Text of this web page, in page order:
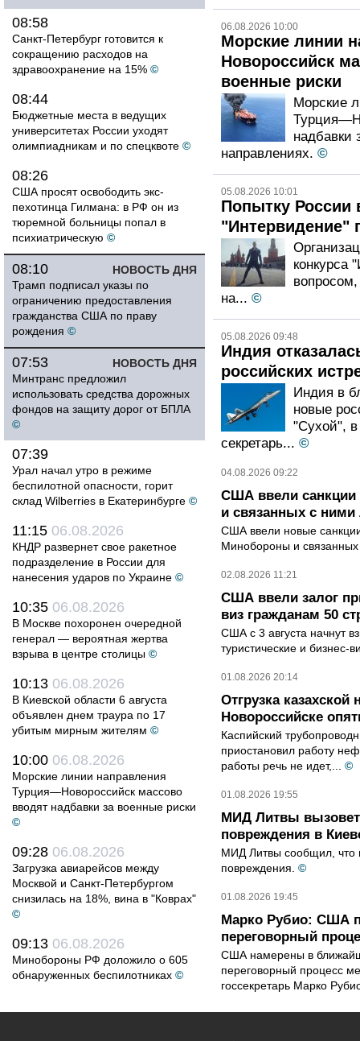
08:58
Санкт-Петербург готовится к
сокращению расходов на
здравоохранение на 15% ©
08:44
Бюджетные места в ведущих
университетах России уходят
олимпиадникам и по спецквоте ©
08:26
США просят освободить экс-
пехотинца Гилмана: в РФ он из
тюремной больницы попал в
психиатрическую ©
НОВОСТЬ ДНЯ
08:10
Трамп подписал указы по
ограничению предоставления
гражданства США по праву
рождения ©
НОВОСТЬ ДНЯ
07:53
Минтранс предложил
использовать средства дорожных
фондов на защиту дорог от БПЛА
©
07:39
Урал начал утро в режиме
беспилотной опасности, горит
склад Wilberries в Екатеринбурге ©
11:15 06.08.2026
КНДР развернет свое ракетное
подразделение в России для
нанесения ударов по Украине ©
10:35 06.08.2026
В Москве похоронен очередной
генерал — вероятная жертва
взрыва в центре столицы ©
10:13 06.08.2026
В Киевской области 6 августа
объявлен днем траура по 17
убитым мирным жителям ©
10:00 06.08.2026
Морские линии направления
Турция—Новороссийск массово
вводят надбавки за военные риски
©
09:28 06.08.2026
Загрузка авиарейсов между
Москвой и Санкт-Петербургом
снизилась на 18%, вина в "Коврах"
©
09:13 06.08.2026
Минобороны РФ доложило о 605
обнаруженных беспилотниках ©
06.08.2026 10:00
Морские линии
Новороссийск
военные риски
Морские
надбавки
направлениях. ©
05.08.2026 10:01
Попытку России
"Интервидение"
конкурса
на... ©
05.08.2026 09:48
Индия
российских
Индия в
новые
"Сухой",
секретарь... ©
04.08.2026 09:22
США ввели санкции
и связанных с ними
США ввели новые
Минобороны и
02.08.2026 11:21
США ввели залог
виз гражданам 50
США с 3 августа начнут
туристические и бизнес-
01.08.2026 20:14
Отгрузка
Новороссийске
Каспийский
приостановил работу
работы речь не идет,...
©
01.08.2026 19:55
МИД Литвы вызовет
повреждения в
МИД Литвы сообщил, что
повреждения. ©
01.08.2026 19:45
Марко Рубио: США
переговорный
США намерены в
переговорный процесс
госсекретарь Марко